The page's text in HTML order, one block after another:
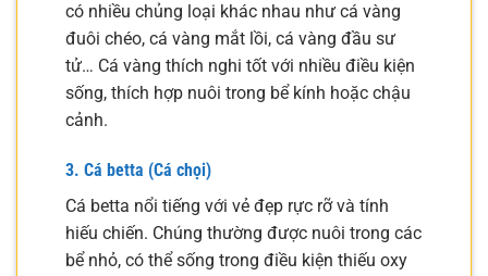
có nhiều chủng loại khác nhau như cá vàng
đuôi chéo, cá vàng mắt lồi, cá vàng đầu sư
tử… Cá vàng thích nghi tốt với nhiều điều kiện
sống, thích hợp nuôi trong bể kính hoặc chậu
cảnh.
3. Cá betta (Cá chọi)
Cá betta nổi tiếng với vẻ đẹp rực rỡ và tính
hiếu chiến. Chúng thường được nuôi trong các
bể nhỏ, có thể sống trong điều kiện thiếu oxy